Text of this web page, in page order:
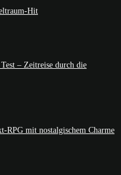
Hit
– Zeitreise durch die
RPG mit nostalgischem Charme